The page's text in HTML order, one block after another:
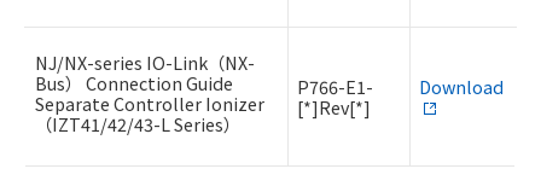
NJ/NX-series IO-Link（NX-
Bus） Connection Guide
Separate Controller Ionizer
（IZT41/42/43-L Series）
P766-E1-
[*]Rev[*]
Download